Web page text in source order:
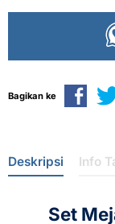
Bagikan ke
Deskripsi Info
Set